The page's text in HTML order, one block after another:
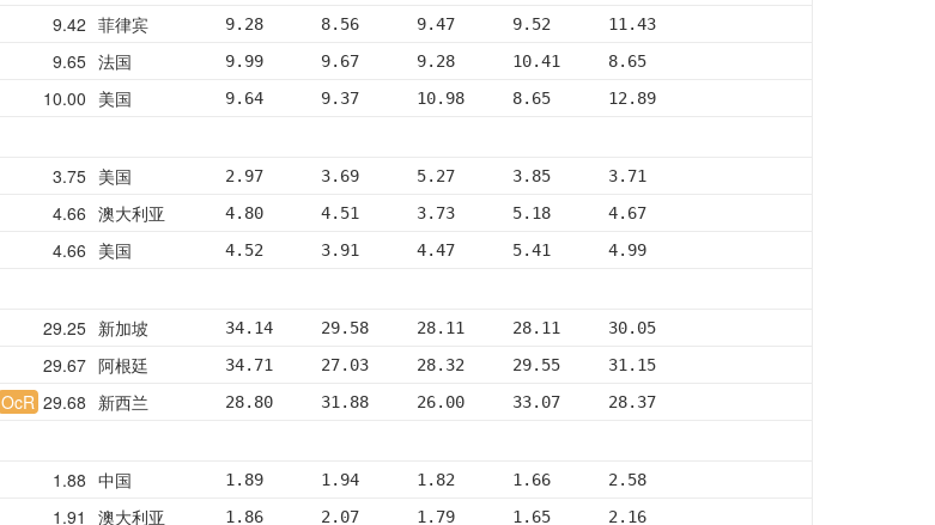
9.42 菲律宾 9.28      8.56      9.47      9.52      11.43
9.65 法国 9.99      9.67      9.28      10.41     8.65
10.00 美国 9.64      9.37      10.98     8.65      12.89
3.75 美国 2.97      3.69      5.27      3.85      3.71
4.66 澳大利亚 4.80      4.51      3.73      5.18      4.67
4.66 美国 4.52      3.91      4.47      5.41      4.99
29.25 新加坡 34.14     29.58     28.11     28.11     30.05
29.67 阿根廷 34.71     27.03     28.32     29.55     31.15
OcR 29.68 新西兰 28.80     31.88     26.00     33.07     28.37
1.88 中国 1.89      1.94      1.82      1.66      2.58
1.91 澳大利亚 1.86      2.07      1.79      1.65      2.16